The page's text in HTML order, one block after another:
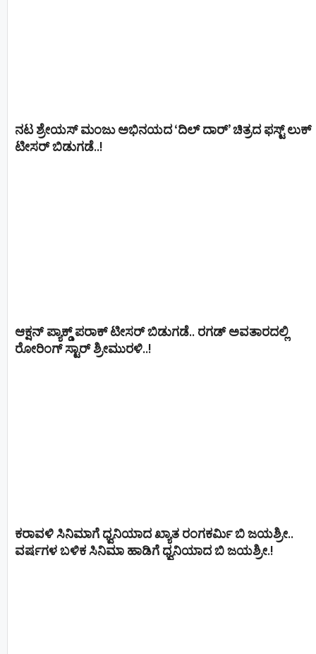
ನಟ ಶ್ರೇಯಸ್ ಮಂಜು ಅಭಿನಯದ ‘ದಿಲ್ ದಾರ್’ ಚಿತ್ರದ ಫಸ್ಟ್ ಲುಕ್
ಟೀಸರ್ ಬಿಡುಗಡೆ..!
ಆಕ್ಷನ್ ಪ್ಯಾಕ್ಡ್ ಪರಾಕ್ ಟೀಸರ್ ಬಿಡುಗಡೆ.. ರಗಡ್ ಅವತಾರದಲ್ಲಿ
ರೋರಿಂಗ್ ಸ್ಟಾರ್ ಶ್ರೀಮುರಳಿ..!
ಕರಾವಳಿ ಸಿನಿಮಾಗೆ ಧ್ವನಿಯಾದ ಖ್ಯಾತ ರಂಗಕರ್ಮಿ ಬಿ ಜಯಶ್ರೀ..
ವರ್ಷಗಳ ಬಳಿಕ ಸಿನಿಮಾ ಹಾಡಿಗೆ ಧ್ವನಿಯಾದ ಬಿ ಜಯಶ್ರೀ.!